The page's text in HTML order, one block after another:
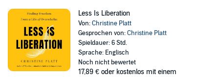
Less Is Liberation
Von:Christine Platt
Gesprochen von:Christine Platt
Spieldauer: 6 Std.
Sprache: Englisch
Noch nicht bewertet
17,89 € oder kostenlos mit einem